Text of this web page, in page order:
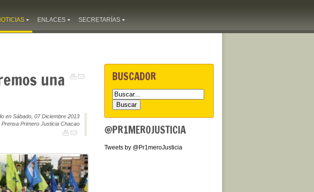
ENLACES SECRETARÍAS
una
en Sábado, 07 Diciembre 2013
Primero Justicia Chacao
BUSCADOR
@PR1MEROJUSTICIA
Tweets by @Pr1meroJusticia